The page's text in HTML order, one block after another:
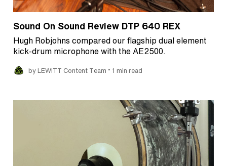
Sound On Sound Review DTP 640 REX
Hugh Robjohns compared our flagship dual element
kick-drum microphone with the AE2500.
by LEWITT Content Team • 1 min read